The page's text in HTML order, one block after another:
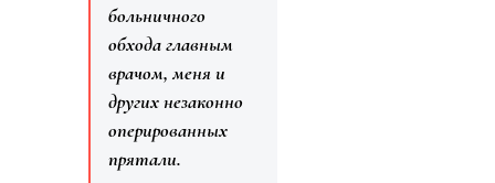
больничного
обхода главным
врачом, меня и
других незаконно
оперированных
прятали.